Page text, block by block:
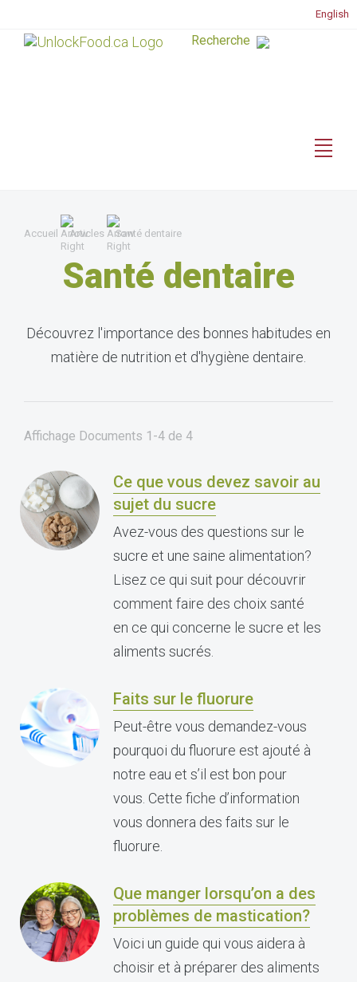
English
Accueil Articles Santé dentaire
Santé dentaire
Découvrez l'importance des bonnes habitudes en
matière de nutrition et d'hygiène dentaire.
Affichage Documents 1-4 de 4
Ce que vous devez savoir au
sujet du sucre
Avez-vous des questions sur le
sucre et une saine alimentation?
Lisez ce qui suit pour découvrir
comment faire des choix santé
en ce qui concerne le sucre et les
aliments sucrés.
Faits sur le fluorure
Peut-être vous demandez-vous
pourquoi du fluorure est ajouté à
notre eau et s’il est bon pour
vous. Cette fiche d’information
vous donnera des faits sur le
fluorure.
Que manger lorsqu’on a des
problèmes de mastication?
Voici un guide qui vous aidera à
choisir et à préparer des aliments